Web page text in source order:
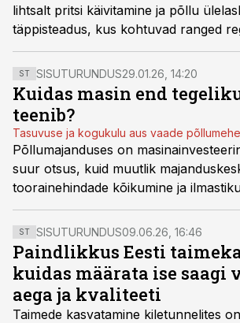
lihtsalt pritsi käivitamine ja põllu
täppisteadus, kus kohtuvad ranged
keskkonnahoid ja vajadus hoida
kirjutab Wihuri Agri tootejuht Marten
ST SISUTURUNDUS29.01.26, 14:20
Kuidas masin end
teenib?
Tasuvuse ja kogukulu aus vaade
Põllumajanduses on
suur otsus, kuid muutlik
toorainehindade kõikumine ja
on viinud selleni, et iga ost peab
ühte keskset eesmärki: alandada
hektari omahinnas ja vähendada
ST SISUTURUNDUS09.06.26, 16:46
Paindlikkus Eesti
kuidas määrata ise saagi
aega ja kvaliteeti
Taimede kasvatamine kiletunnelites